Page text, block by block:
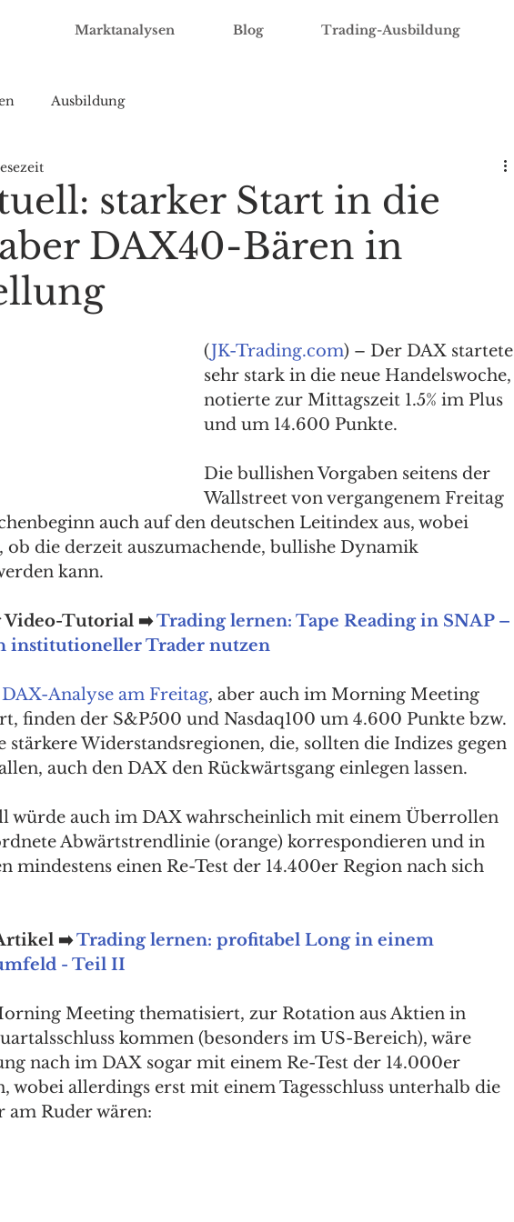
Marktanalysen Blog Trading-Ausbildung
Ausbildung
starker Start in die
DAX40-Bären in
(JK-Trading.com) – Der DAX startete
sehr stark in die neue Handelswoche,
notierte zur Mittagszeit 1.5% im Plus
und um 14.600 Punkte.
Die bullishen Vorgaben seitens der
Wallstreet von vergangenem Freitag
auch auf den deutschen Leitindex aus, wobei
ob die derzeit auszumachende, bullishe Dynamik
kann.
Video-Tutorial ➡️ Trading lernen: Tape Reading in SNAP –
institutioneller Trader nutzen
DAX-Analyse am Freitag, aber auch im Morning Meeting
finden der S&P500 und Nasdaq100 um 4.600 Punkte bzw.
stärkere Widerstandsregionen, die, sollten die Indizes gegen
auch den DAX den Rückwärtsgang einlegen lassen.
würde auch im DAX wahrscheinlich mit einem Überrollen
Abwärtstrendlinie (orange) korrespondieren und in
mindestens einen Re-Test der 14.400er Region nach sich
➡️ Trading lernen: profitabel Long in einem
- Teil II
Meeting thematisiert, zur Rotation aus Aktien in
kommen (besonders im US-Bereich), wäre
nach im DAX sogar mit einem Re-Test der 14.000er
wobei allerdings erst mit einem Tagesschluss unterhalb die
am Ruder wären: